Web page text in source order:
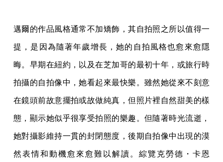
邁爾的作品風格通常不加矯飾，其自拍照之所以值得一
提，是因為隨著年歲增長，她的自拍風格也愈來愈隱
晦。早期在紐約，以及在芝加哥的最初十年，或旅行時
拍攝的自拍像中，她看起來最快樂。雖然她從來不刻意
在鏡頭前故意擺拍或故做純真，但照片裡自然甜美的樣
態，顯示她似乎很享受拍照的樂趣。但隨著時光流逝，
她對攝影維持一貫的封閉態度，後期自拍像中出現的漠
然表情和動機愈來愈難以解讀。綜覽克勞德・卡恩